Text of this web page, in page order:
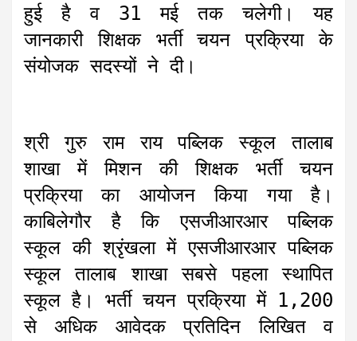
हुई है व 31 मई तक चलेगी। यह
जानकारी शिक्षक भर्ती चयन प्रक्रिया के
संयोजक सदस्यों ने दी।
श्री गुरु राम राय पब्लिक स्कूल तालाब
शाखा में मिशन की शिक्षक भर्ती चयन
प्रक्रिया का आयोजन किया गया है।
काबिलेगौर है कि एसजीआरआर पब्लिक
स्कूल की श्रृंखला में एसजीआरआर पब्लिक
स्कूल तालाब शाखा सबसे पहला स्थापित
स्कूल है। भर्ती चयन प्रक्रिया में 1,200
से अधिक आवेदक प्रतिदिन लिखित व